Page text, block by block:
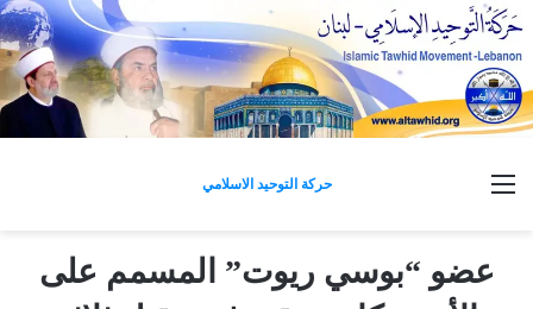
حركة التوحيد الاسلامي
عضو “بوسي ريوت” المسمم على